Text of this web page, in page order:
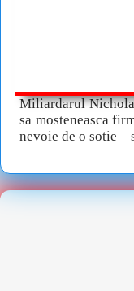
Miliardarul
sa mosteneasca
nevoie de o sotie –